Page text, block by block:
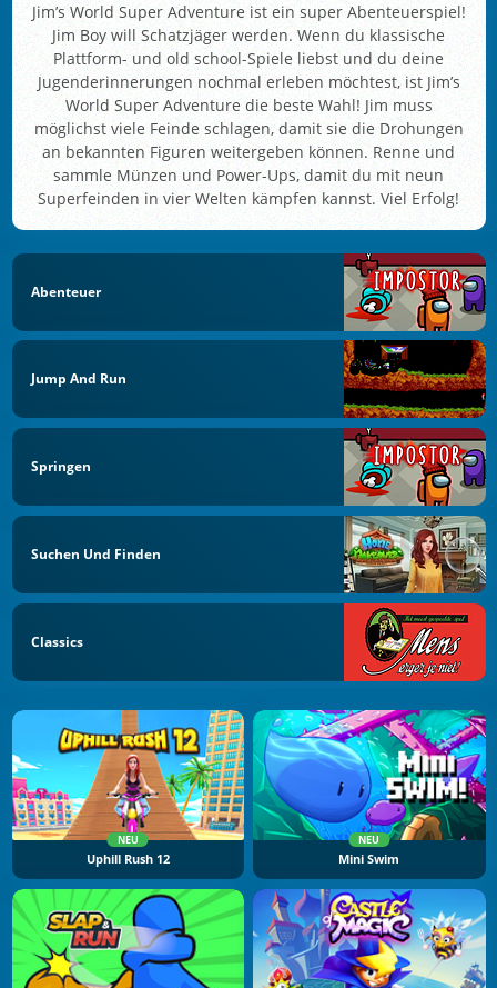
Jim’s World Super Adventure ist ein super Abenteuerspiel!
Jim Boy will Schatzjäger werden. Wenn du klassische
Plattform- und old school-Spiele liebst und du deine
Jugenderinnerungen nochmal erleben möchtest, ist Jim’s
World Super Adventure die beste Wahl! Jim muss
möglichst viele Feinde schlagen, damit sie die Drohungen
an bekannten Figuren weitergeben können. Renne und
sammle Münzen und Power-Ups, damit du mit neun
Superfeinden in vier Welten kämpfen kannst. Viel Erfolg!
Abenteuer
Jump And Run
Springen
Suchen Und Finden
Classics
NEU
Uphill Rush 12
NEU
Mini Swim